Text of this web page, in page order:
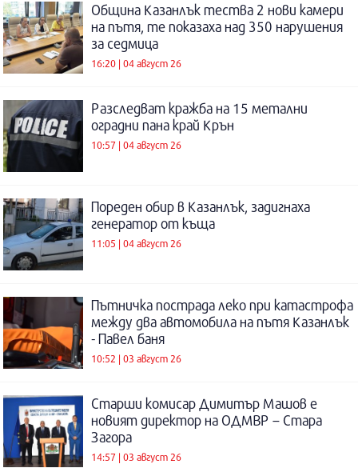
Община Казанлък тества 2 нови камери
на пътя, те показаха над 350 нарушения
за седмица
16:20 | 04 август 26
Разследват кражба на 15 метални
оградни пана край Крън
10:57 | 04 август 26
Пореден обир в Казанлък, задигнаха
генератор от къща
11:05 | 04 август 26
Пътничка пострада леко при катастрофа
между два автомобила на пътя Казанлък
- Павел баня
10:52 | 03 август 26
Старши комисар Димитър Машов е
новият директор на ОДМВР – Стара
Загора
14:57 | 03 август 26